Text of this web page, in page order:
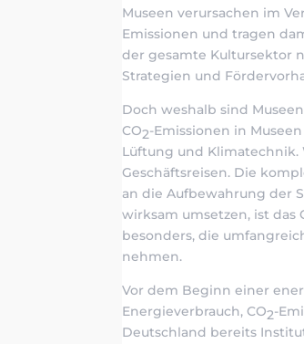
Museen verursachen im
Emissionen und tragen
der gesamte Kultursektor
Strategien und
Doch weshalb sind
CO2-Emissionen in
Lüftung und Klimatechnik.
Geschäftsreisen. Die
an die Aufbewahrung der
wirksam umsetzen, ist das
besonders, die
nehmen.
Vor dem Beginn einer
Energieverbrauch, CO2-
Deutschland bereits